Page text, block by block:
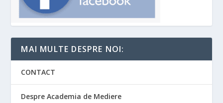
MAI MULTE DESPRE NOI:
CONTACT
Despre Academia de Mediere